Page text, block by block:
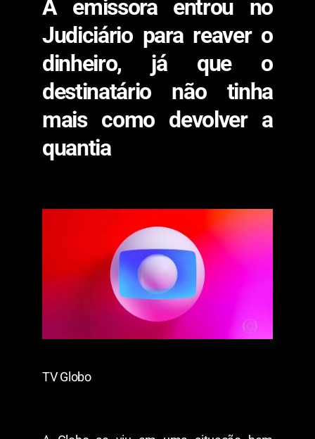
A emissora entrou no
Judiciário para reaver o
dinheiro, já que o
destinatário não tinha
mais como devolver a
quantia
TV Globo